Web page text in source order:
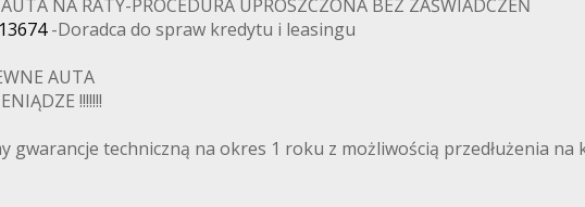
NA RATY-PROCEDURA UPROSZCZONA BEZ ZAŚWIADCZEŃ
-Doradca do spraw kredytu i leasingu
AUTA
!!!!!!!
gwarancje techniczną na okres 1 roku z możliwością przedłużenia